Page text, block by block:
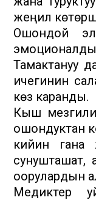
жеңил
Ошондой эле
Тамактануу
ичегинин
көз каранды.
Кыш
ошондуктан
кийин гана
сунушташат,
оорулардын
Медиктер